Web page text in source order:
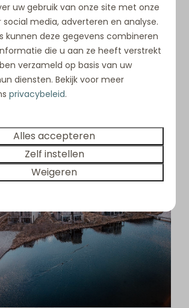
fietsen verken de schilderachtige
te bieden heeft. Ook
leuke pretparken en
vindt u in Ouddorp
Er is genoeg te doen voor jong en
uw gebruik van onze site met onze
social media, adverteren en analyse.
kunnen deze gegevens combineren
die u aan ze heeft verstrekt
verzameld op basis van uw
diensten. Bekijk voor meer
privacybeleid.
Alles accepteren
Zelf instellen
Weigeren